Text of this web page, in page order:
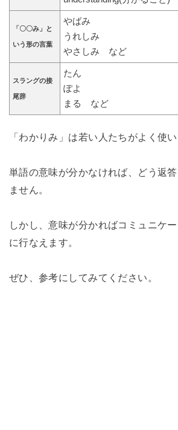
「〇〇み」と
いう形の言葉
やばみ
うれしみ
やさしみ など
スラングの接
尾辞
たん
ぽよ
まる など
「わかりみ」は若い人たちがよく使い
単語の意味が分かなければ、どう返
ません。
しかし、意味が分かればコミュニケ
に行なえます。
ぜひ、参考にしてみてください。